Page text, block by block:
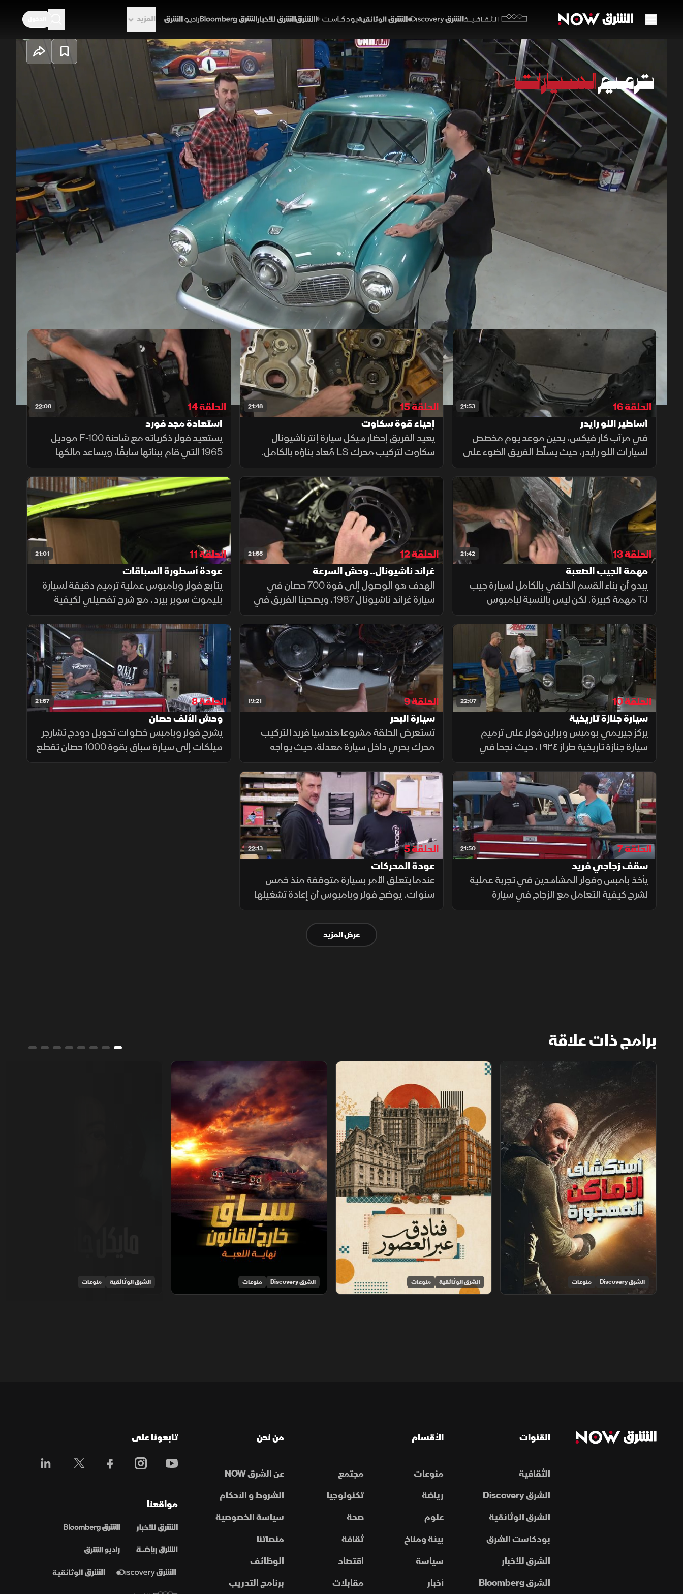
الثقافية
المزيد
‫لأن هناك كثيراً من الأشياء السيئة‬
‫تحت غطاء المحرك، وسنريكم إياها‬ 00:12/ 22:16 1x auto
هندسة التوجيه
منوعات
ترميم السيارات الحلقة 6
تتناول الحلقة مشكلة في نظام التوجيه بسيارة ستوديبيكر ستارلايت، حيث يؤثر التصميم غير الدقيق على أداء
القيادة والتحكم. ويعمل الفريق على تفكيك النظام وفحص مكوناته، مع توضيح أخطاء هندسة التوجيه
وأهمية الزوايا الصحيحة في تحسين الثبات والاستجابة أثناء القيادة.
برامج السيارات ديسكفري
حلقات الموسم 10
21:53
الحلقة 16
أساطير اللو رايدر
في مرآب كار فيكس، يحين موعد يوم مخصص
لسيارات اللو رايدر، حيث يسلّط الفريق الضوء على
هذا الأسلوب الفريد من السيارات المعدّلة،
يبدأون بشرح عملي يوضح مدى سهولة استبدال
محرك Olds 307 الأصلي بمحرك 305
21:48
الحلقة 15
إحياء قوة سكاوت
يعيد الفريق إحضار هيكل سيارة إنترناشيونال
سكاوت لتركيب محرك LS مُعاد بناؤه بالكامل.
يقومون بتفكيك المحرك وصولا إلى المكابس،
ويجرون له عملية إعادة تأهيل شاملة ودقيقة، مع
طلاء متناسق يمنحه مظهرا متكاملا
22:08
الحلقة 14
استعادة مجد فورد
يستعيد فولر ذكرياته مع شاحنة F-100 موديل
1965 التي قام ببنائها سابقًا، ويساعد مالكها
الجديد على جعلها أكثر ملاءمة للاستخدام على
الطرق. يقوم الفريق بتحويلها إلى نظام توجيه
معزز (باور ستيرنج)
21:42
الحلقة 13
مهمة الجيب الصعبة
يبدو أن بناء القسم الخلفي بالكامل لسيارة جيب
TJ مهمة كبيرة، لكن ليس بالنسبة لبامبوس
وفولر. سيقومان بلحام هيكل جديد، وإضافة
أنابيب مربعة، ثم تركيب مصدّات لتمكين هذه
الجيب من خوض أي نوع من الطرق الوعرة
21:55
الحلقة 12
غراند ناشيونال.. وحش السرعة
الهدف هو الوصول إلى قوة 700 حصان في
سيارة غراند ناشيونال 1987، ويصحبنا الفريق في
شرح تفصيلي لكيفية تطوير التيربو ومجمع
السحب وهيكل الخانق والمزيد لتحويل السيارة
لنسخة فائقة السرعة من الغراند ناشيونال
21:01
الحلقة 11
عودة أسطورة السباقات
يتابع فولر وبامبوس عملية ترميم دقيقة لسيارة
بليموث سوبر بيرد، مع شرح تفصيلي لكيفية
تنفيذ سقف داخلي مطابق للمواصفات الأصلية،
وتركيب سقف الفينيل المصنعي لهذه السيارة
الكلاسيكية النادرة الخاصة بالسباقات
22:07
الحلقة 10
سيارة جنازة تاريخية
يركز جيريمي بومبس وبراين فولر على ترميم
سيارة جنازة تاريخية طراز ١٩٢٤، حيث نجحا في
إحياء محركها الكلاسيكي وتعديل نظام إشعاله،
بالتزامن مع تجهيز سيارة فورمولا فورد وتحديث
نظام تعليقها الخلفي.
19:21
الحلقة 9
سيارة البحر
تستعرض الحلقة مشروعا هندسيا فريدا لتركيب
محرك بحري داخل سيارة معدلة، حيث يواجه
الفريق تحديات التبريد ونقل الحركة والتآكل الناتج
عن المياه المالحة وسط إصلاحات معقدة
واختبارات دقيقة لمعرفة حدود الابتكار
21:57
الحلقة 8
وحش الألف حصان
يشرح فولر وبامبس خطوات تحويل دودج تشارجر
هيلكات إلى سيارة سباق بقوة 1000 حصان تقطع
الربع ميل في 10 ثوانٍ. ويتناولان تعديلات
21:50
الحلقة 7
سقف زجاجي فريد
يأخذ بامبس وفولر المشاهدين في تجربة عملية
لشرح كيفية التعامل مع الزجاج في سيارة
هدسون موديل 1935، حيث يوضحان أن تركيب
22:13
الحلقة 5
عودة المحركات
عندما يتعلق الأمر بسيارة متوقفة منذ خمس
سنوات، يوضح فولر وبامبوس أن إعادة تشغيلها
تتطلب المرور على مجموعة من الأنظمة
الأساسية أولًا، مثل نظام الوقود والإشعال
والسوائل، لضمان تشغيل آمن وسليم.
عرض المزيد
برامج ذات علاقة
استكشاف الأماكن المهجورة
الشرق Discovery منوعات
فنادق عبر العصور
الشرق الوثائقية منوعات
سباق خارج القانون.. نهاية اللعبة
الشرق Discovery منوعات الشرق الوثائقية منوعات
القنوات
الثقافية
الشرق Discovery
الشرق الوثائقية
بودكاست الشرق
الشرق للأخبار
الشرق Bloomberg
الأقسام
منوعات
مجتمع
رياضة
تكنولوجيا
علوم
صحة
بيئة ومناخ
ثقافة
سياسة
اقتصاد
أخبار
مقابلات
من نحن
عن الشرق NOW
الشروط و الأحكام
سياسة الخصوصية
منصاتنا
الوظائف
برنامج التدريب
تابعونا على
مواقعنا